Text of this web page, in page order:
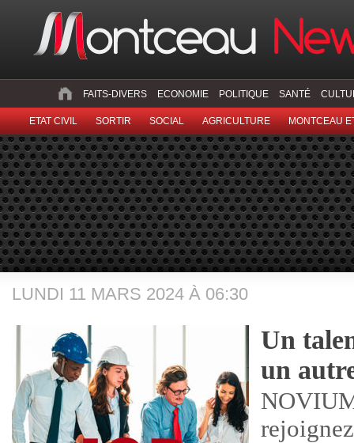
FAITS-DIVERS ECONOMIE POLITIQUE SANTÉ
ETAT CIVIL SORTIR SOCIAL AGRICULTURE MONTCEAU
LUNDI 11 MARS 2024 À 06:30
Un
un